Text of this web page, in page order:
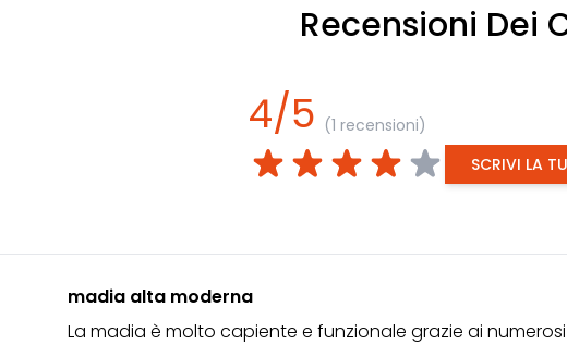
Recensioni Dei
4/5 (1 recensioni)
SCRIVI LA
madia alta moderna
La madia è molto capiente e funzionale grazie ai